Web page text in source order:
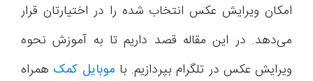
امکان ویرایش عکس انتخاب شده را در اختیارتان قرار
می‌دهد. در این مقاله قصد داریم تا به آموزش نحوه
ویرایش عکس در تلگرام بپردازیم. با موبایل کمک همراه